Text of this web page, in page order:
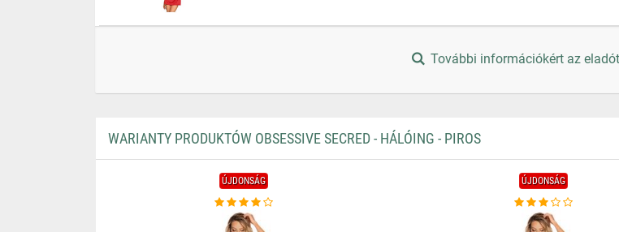
További információkért az
WARIANTY PRODUKTÓW OBSESSIVE SECRED - HÁLÓING - PIROS
ÚJDONSÁG ÚJDONSÁG